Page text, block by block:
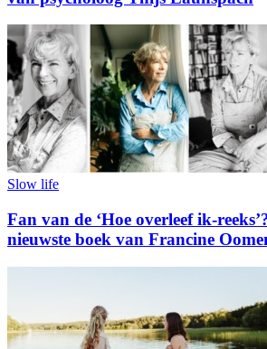
Slow life
Fan van de ‘Hoe overleef ik-
nieuwste boek van Francine